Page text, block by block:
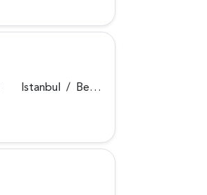
Istanbul / Beykoz